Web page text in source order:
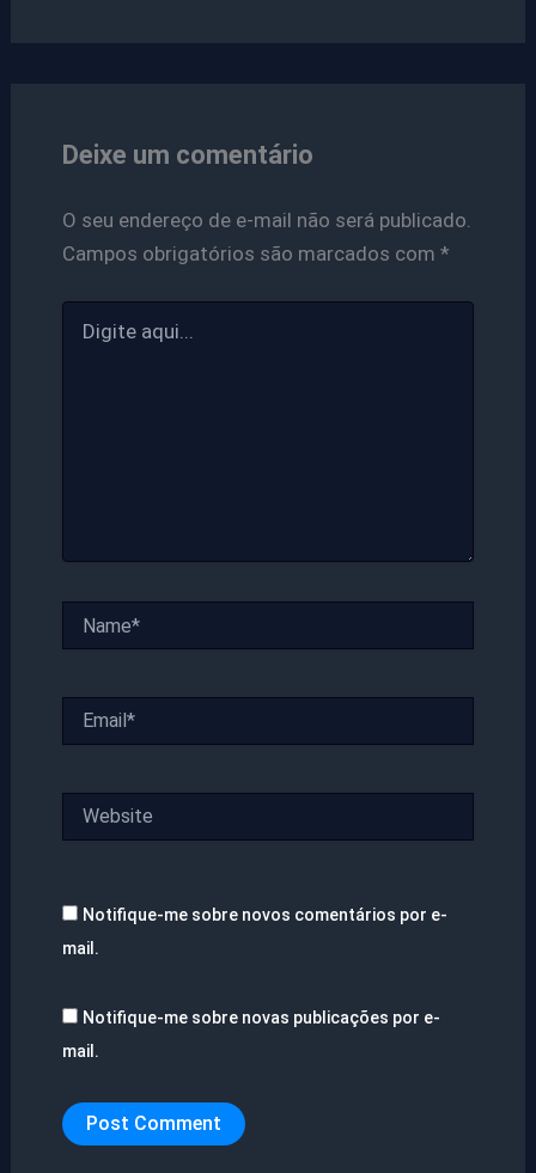
Deixe um comentário
O seu endereço de e-mail não será publicado.
Campos obrigatórios são marcados com *
aqui...
Notifique-me sobre novos comentários por e-
mail.
Notifique-me sobre novas publicações por e-
mail.